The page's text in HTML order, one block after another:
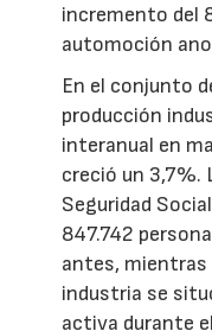
incremento del
automoción
En el conjunto
producción
interanual en
creció un 3,7%.
Seguridad
847.742
antes, mientras
industria se
activa durante